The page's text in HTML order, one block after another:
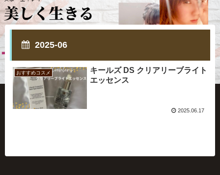
2025-06
おすすめコスメ
キールズ DS クリアリーブライト
エッセンス
2025.06.17